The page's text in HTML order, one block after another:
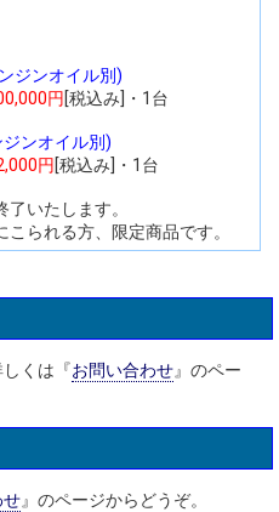
ジンオイル別)
円 [税込み]・1台
ンオイル別)
円 [税込み]・1台
いたします。
られる方、限定商品です。
くは『お問い合わせ』のペー
せ』のページからどうぞ。